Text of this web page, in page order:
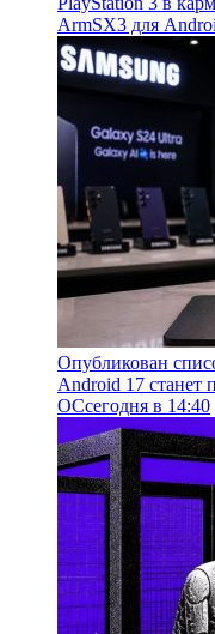
ArmSX3 для
Опубликован
Android 17
ОСсегодня в 14:40